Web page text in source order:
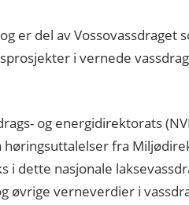
er del av
i vernede
og energidirektorats
fra
dette nasjonale
øvrige verneverdier i